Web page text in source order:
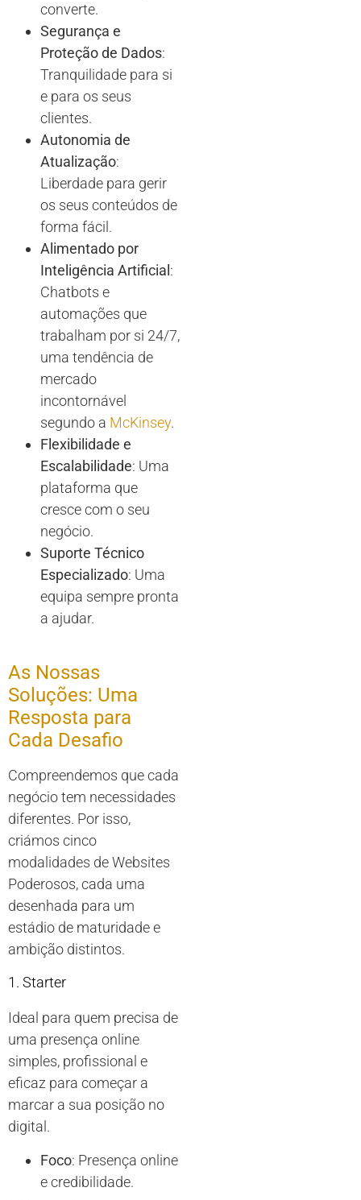
converte.
Segurança e
Proteção de Dados:
Tranquilidade para si
e para os seus
clientes.
Autonomia de
Atualização:
Liberdade para gerir
os seus conteúdos de
forma fácil.
Alimentado por
Inteligência Artificial :
Chatbots e
automações que
trabalham por si 24/7,
uma tendência de
mercado
incontornável
segundo a McKinsey.
Flexibilidade e
Escalabilidade: Uma
plataforma que
cresce com o seu
negócio.
Suporte Técnico
Especializado: Uma
equipa sempre pronta
a ajudar.
As Nossas
Soluções: Uma
Resposta para
Cada Desafio
Compreendemos que cada
negócio tem necessidades
diferentes. Por isso,
criámos cinco
modalidades de Websites
Poderosos, cada uma
desenhada para um
estádio de maturidade e
ambição distintos.
1. Starter
Ideal para quem precisa de
uma presença online
simples, profissional e
eficaz para começar a
marcar a sua posição no
digital.
Foco: Presença online
e credibilidade.